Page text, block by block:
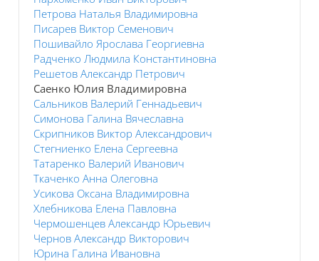
Петрова Наталья Владимировна
Писарев Виктор Семенович
Пошивайло Ярослава Георгиевна
Радченко Людмила Константиновна
Решетов Александр Петрович
Саенко Юлия Владимировна
Сальников Валерий Геннадьевич
Симонова Галина Вячеславна
Скрипников Виктор Александрович
Стегниенко Елена Сергеевна
Татаренко Валерий Иванович
Ткаченко Анна Олеговна
Усикова Оксана Владимировна
Хлебникова Елена Павловна
Чермошенцев Александр Юрьевич
Чернов Александр Викторович
Юрина Галина Ивановна